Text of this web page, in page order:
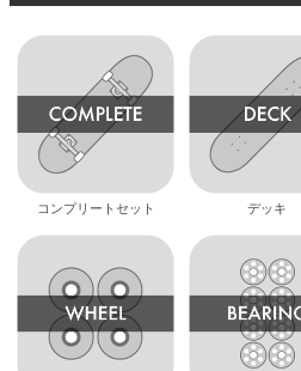
コンプリートセット デッキ